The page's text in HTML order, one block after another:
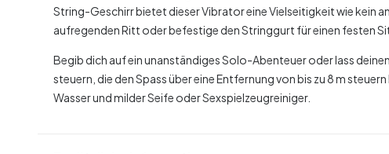
String-Geschirr bietet dieser Vibrator eine Vielseitigkeit wie kein
aufregenden Ritt oder befestige den Stringgurt für einen festen
Begib dich auf ein unanständiges Solo-Abenteuer oder lass
steuern, die den Spass über eine Entfernung von bis zu 8 m
Wasser und milder Seife oder Sexspielzeugreiniger.